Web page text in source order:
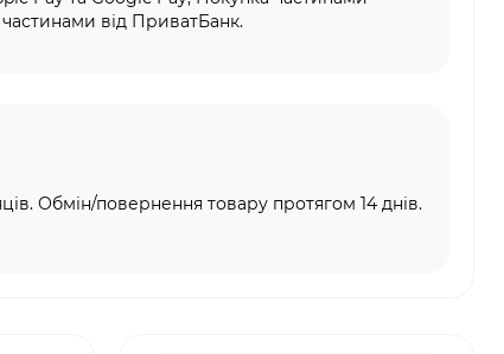
від ПриватБанк.
Обмін/повернення товару протягом 14 днів.